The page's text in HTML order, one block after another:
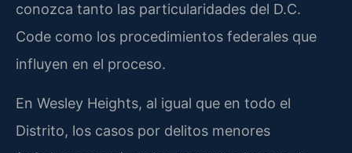
conozca tanto las particularidades del D.C.
Code como los procedimientos federales que
influyen en el proceso.
En Wesley Heights, al igual que en todo el
Distrito, los casos por delitos menores